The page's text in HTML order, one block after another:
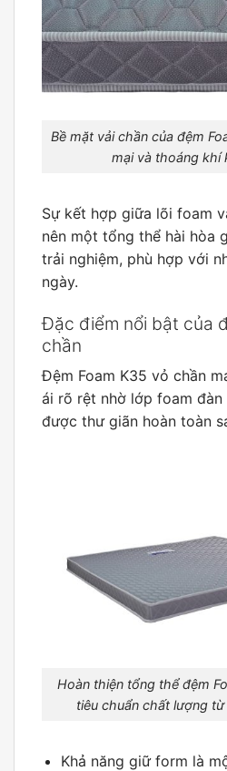
Bề mặt vải chần của đệm
mại và thoáng khí
Sự kết hợp giữa lõi foam
nên một tổng thể hài hòa
trải nghiệm, phù hợp với
ngày.
Đặc điểm nổi bật của
chần
Đệm Foam K35 vỏ chần
ái rõ rệt nhờ lớp foam
được thư giãn hoàn toàn
Hoàn thiện tổng thể đệm
tiêu chuẩn chất lượng
Khả năng giữ form là